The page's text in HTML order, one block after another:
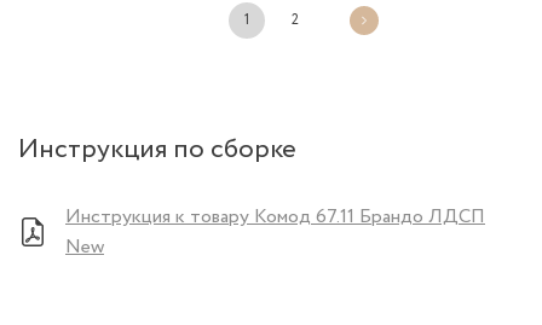
1 2
Инструкция по сборке
Инструкция к товару Комод 67.11 Брандо ЛДСП
New